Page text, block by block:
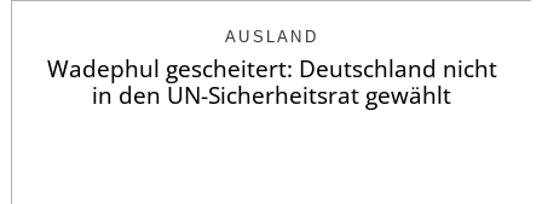
AUSLAND
Wadephul gescheitert: Deutschland nicht
in den UN-Sicherheitsrat gewählt